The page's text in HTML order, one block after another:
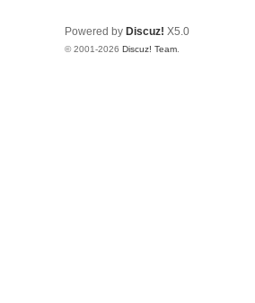
Powered by Discuz! X5.0
© 2001-2026 Discuz! Team